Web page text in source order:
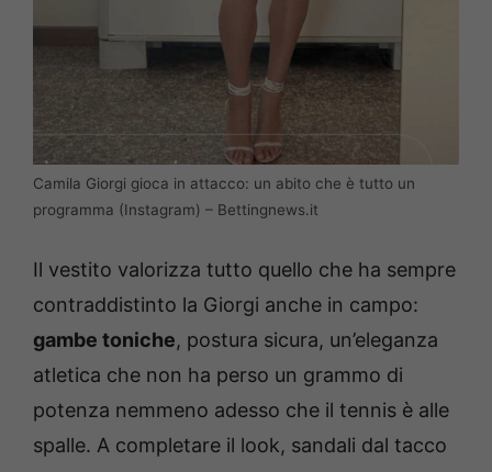
Camila Giorgi gioca in attacco: un abito che è tutto un
programma (Instagram) – Bettingnews.it
Il vestito valorizza tutto quello che ha sempre
contraddistinto la Giorgi anche in campo:
gambe toniche, postura sicura, un’eleganza
atletica che non ha perso un grammo di
potenza nemmeno adesso che il tennis è alle
spalle. A completare il look, sandali dal tacco